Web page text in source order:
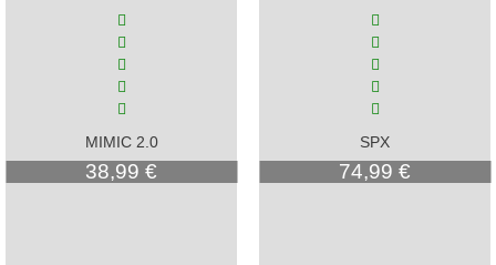
MIMIC 2.0
38,99 €
SPX
74,99 €